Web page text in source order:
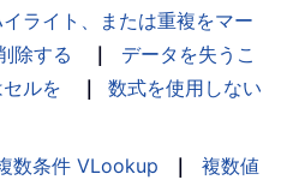
ライト、または重複をマー
除する ｜
データを失うこ
ルを
｜
数式を使用しない
数条件 VLookup ｜
複数値